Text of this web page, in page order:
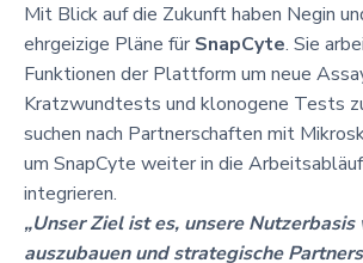
Mit Blick auf die Zukunft haben Negin
ehrgeizige Pläne für SnapCyte. Sie
Funktionen der Plattform um neue
Kratzwundtests und klonogene Tests
suchen nach Partnerschaften mit
um SnapCyte weiter in die
integrieren.
„Unser Ziel ist es, unsere
auszubauen und strategische